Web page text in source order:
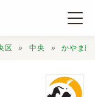
区 中央 かやま動